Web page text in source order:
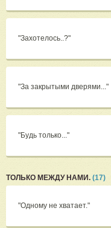
"Захотелось..?"
"За закрытыми дверями..."
"Будь только..."
ТОЛЬКО МЕЖДУ НАМИ. (17)
"Одному не хватает."